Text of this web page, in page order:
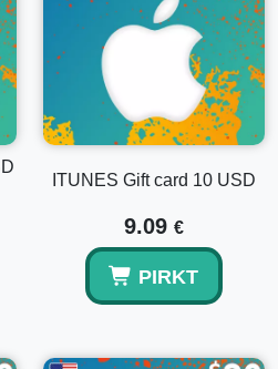
jūsu iTunes Dāvanu Kartes
Music lietotni savā ierīcē.
uz
Konts
vai sava profila
Kartes vai Kodu .
lai skenētu kartes kodu vai
kodu, kas sākas ar "X".
visiem jūsu Apple
Dāvanu Kartēm
USDneatbilst jūsu
ITUNES Gift card 10 USD
9.09 €
PIRKT